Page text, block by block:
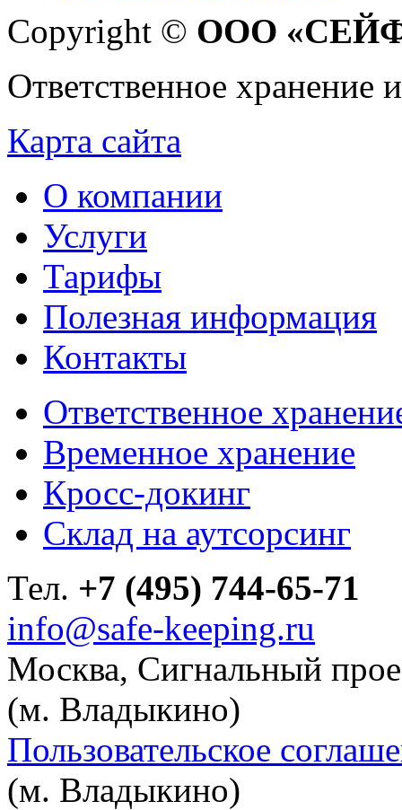
Copyright © ООО
Ответственное хранение
Карта сайта
О компании
Услуги
Тарифы
Полезная информация
Контакты
Ответственное
Временное хранение
Кросс-докинг
Склад на аутсорсинг
Тел. +7 (495) 744-65-71
info@safe-keeping.ru
Москва, Сигнальный
(м. Владыкино)
Пользовательское
(м. Владыкино)